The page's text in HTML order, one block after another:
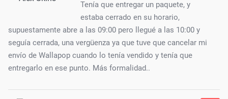
Tenía que entregar un paquete, y
estaba cerrado en su horario,
supuestamente abre a las 09:00 pero llegué a las 10:00 y
seguía cerrada, una vergüenza ya que tuve que cancelar mi
envío de Wallapop cuando lo tenía vendido y tenía que
entregarlo en ese punto. Más formalidad..